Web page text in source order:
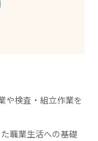
や検査・組立作業を
職業生活への基礎